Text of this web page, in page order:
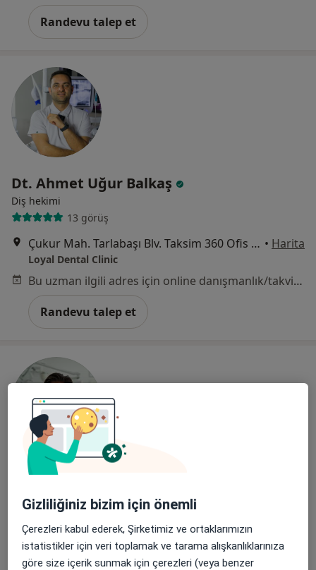
Randevu talep et
Dt. Ahmet Uğur Balkaş
Diş hekimi
13 görüş
Çukur Mah. Tarlabaşı Blv. Taksim 360 Ofis Blokları 360 blok Kat:5 Ofis No:42 Beyoğlu, İstanbul • Harita
Loyal Dental Clinic
Bu uzman ilgili adres için online danışmanlık/takvim sunmuyor.
Randevu talep et
Dt. Cenk Demir
11 görüş
Dent Corner Ağız Ve Diş Sağlığı Merkezi
Gizliliğiniz bizim için önemli
Çerezleri kabul ederek, Şirketimiz ve ortaklarımızın
istatistikler için veri toplamak ve tarama alışkanlıklarınıza
göre size içerik sunmak için çerezleri (veya benzer